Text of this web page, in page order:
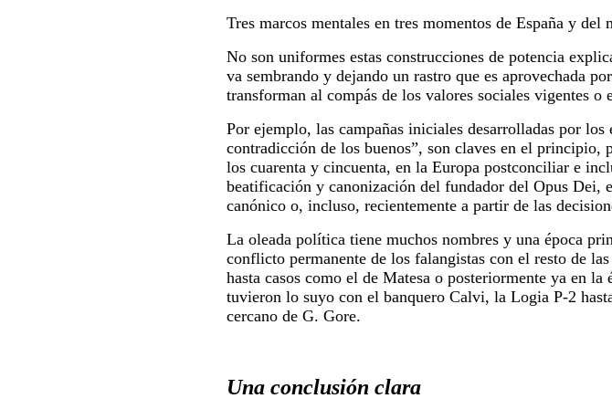
Tres marcos mentales en tres momentos de España y
No son uniformes estas construcciones de potencia
va sembrando y dejando un rastro que es aprovechada
transforman al compás de los valores sociales vigentes o
Por ejemplo, las campañas iniciales desarrolladas por
contradicción de los buenos”, son claves en el principio,
los cuarenta y cincuenta, en la Europa postconciliar e
beatificación y canonización del fundador del Opus Dei,
canónico o, incluso, recientemente a partir de las
La oleada política tiene muchos nombres y una época
conflicto permanente de los falangistas con el resto de
hasta casos como el de Matesa o posteriormente ya en
tuvieron lo suyo con el banquero Calvi, la Logia P-2
cercano de G. Gore.
Una conclusión clara